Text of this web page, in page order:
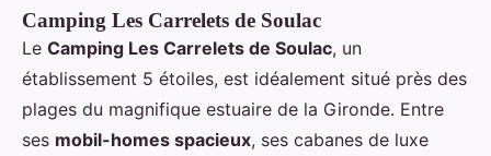
Camping Les Carrelets de Soulac
Le Camping Les Carrelets de Soulac, un
établissement 5 étoiles, est idéalement situé près des
plages du magnifique estuaire de la Gironde. Entre
ses mobil-homes spacieux, ses cabanes de luxe